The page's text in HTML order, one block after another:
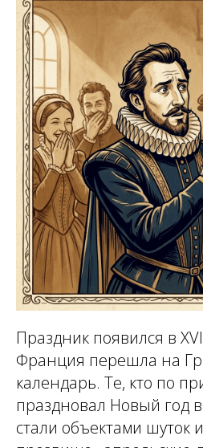
Праздник появился в
Франция перешла на
календарь. Те, кто по
праздновал Новый год
стали объектами шуток